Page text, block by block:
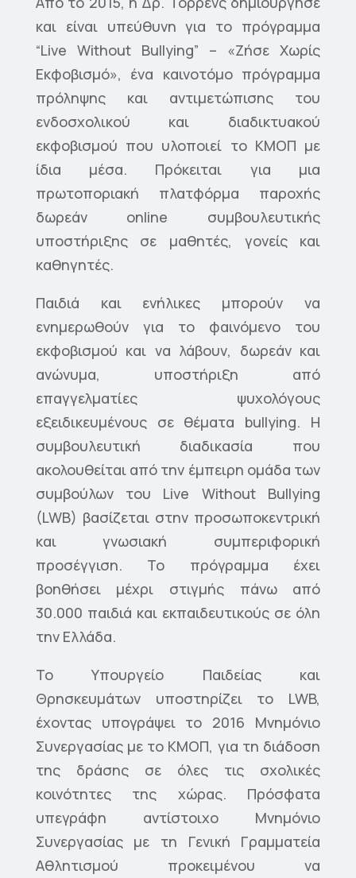
και είναι υπεύθυνη για το πρόγραμμα
“Live Without Bullying” – «Ζήσε Χωρίς
Εκφοβισμό», ένα καινοτόμο πρόγραμμα
πρόληψης και αντιμετώπισης του
ενδοσχολικού και διαδικτυακού
εκφοβισμού που υλοποιεί το ΚΜΟΠ με
ίδια μέσα. Πρόκειται για μια
πρωτοποριακή πλατφόρμα παροχής
δωρεάν online συμβουλευτικής
υποστήριξης σε μαθητές, γονείς και
καθηγητές.
Παιδιά και ενήλικες μπορούν να
ενημερωθούν για το φαινόμενο του
εκφοβισμού και να λάβουν, δωρεάν και
ανώνυμα, υποστήριξη από
επαγγελματίες ψυχολόγους
εξειδικευμένους σε θέματα bullying. Η
συμβουλευτική διαδικασία που
ακολουθείται από την έμπειρη ομάδα των
συμβούλων του Live Without Bullying
(LWB) βασίζεται στην προσωποκεντρική
και γνωσιακή συμπεριφορική
προσέγγιση. Το πρόγραμμα έχει
βοηθήσει μέχρι στιγμής πάνω από
30.000 παιδιά και εκπαιδευτικούς σε όλη
την Ελλάδα.
To Υπουργείο Παιδείας και
Θρησκευμάτων υποστηρίζει το LWB,
έχοντας υπογράψει το 2016 Μνημόνιο
Συνεργασίας με το ΚΜΟΠ, για τη διάδοση
της δράσης σε όλες τις σχολικές
κοινότητες της χώρας. Πρόσφατα
υπεγράφη αντίστοιχο Μνημόνιο
Συνεργασίας με τη Γενική Γραμματεία
Αθλητισμού προκειμένου να